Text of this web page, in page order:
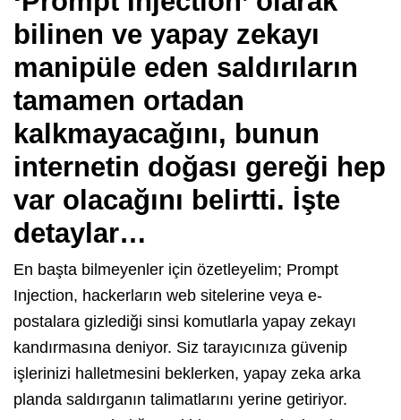
bilinen ve yapay zekayı
manipüle eden saldırıların
tamamen ortadan
kalkmayacağını, bunun
internetin doğası gereği hep
var olacağını belirtti. İşte
detaylar…
En başta bilmeyenler için özetleyelim; Prompt
Injection, hackerların web sitelerine veya e-
postalara gizlediği sinsi komutlarla yapay zekayı
kandırmasına deniyor. Siz tarayıcınıza güvenip
işlerinizi halletmesini beklerken, yapay zeka arka
planda saldırganın talimatlarını yerine getiriyor.